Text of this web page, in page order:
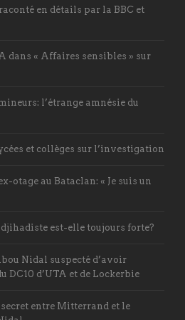
en détails par la BBC et
dans « Affaires sensibles » sur
l’étrange amnésie du
et collèges sur l’investigation
otage au Bataclan: « Je suis un
djihadiste est-elle toujours forte?
Nidal suspecté d’avoir
DC10 d’UTA et de Lockerbie
entre Mitterrand et le